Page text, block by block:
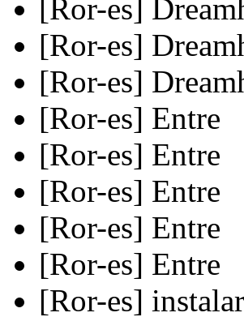
[Ror-es]
[Ror-es]
[Ror-es]
[Ror-es] Entre
[Ror-es] Entre
[Ror-es] Entre
[Ror-es] Entre
[Ror-es] Entre
[Ror-es]